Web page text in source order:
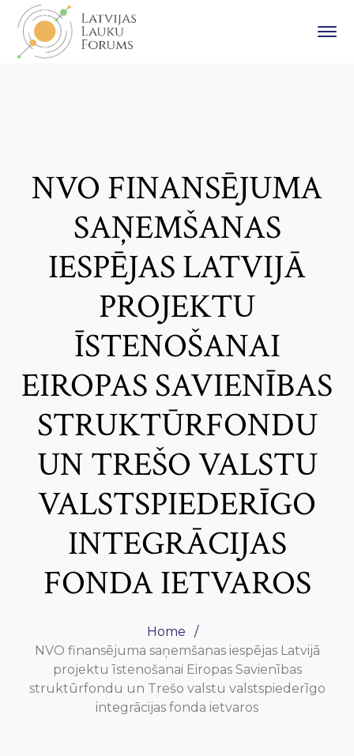
NVO FINANSĒJUMA
SAŅEMŠANAS
IESPĒJAS LATVIJĀ
PROJEKTU
ĪSTENOŠANAI
EIROPAS SAVIENĪBAS
STRUKTŪRFONDU
UN TREŠO VALSTU
VALSTSPIEDERĪGO
INTEGRĀCIJAS
FONDA IETVAROS
Home
NVO finansējuma saņemšanas iespējas Latvijā
projektu īstenošanai Eiropas Savienības
struktūrfondu un Trešo valstu valstspiederīgo
integrācijas fonda ietvaros